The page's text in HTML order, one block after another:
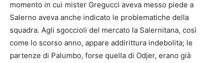
momento in cui mister Gregucci aveva messo piede a
Salerno aveva anche indicato le problematiche della
squadra. Agli sgoccioli del mercato la Salernitana, così
come lo scorso anno, appare addirittura indebolita; le
partenze di Palumbo, forse quella di Odjer, erano già